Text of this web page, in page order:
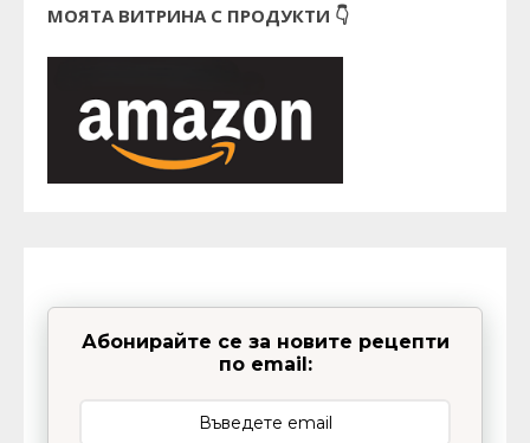
МОЯТА ВИТРИНА С ПРОДУКТИ 👇
Абонирайте се за новите рецепти
по email: